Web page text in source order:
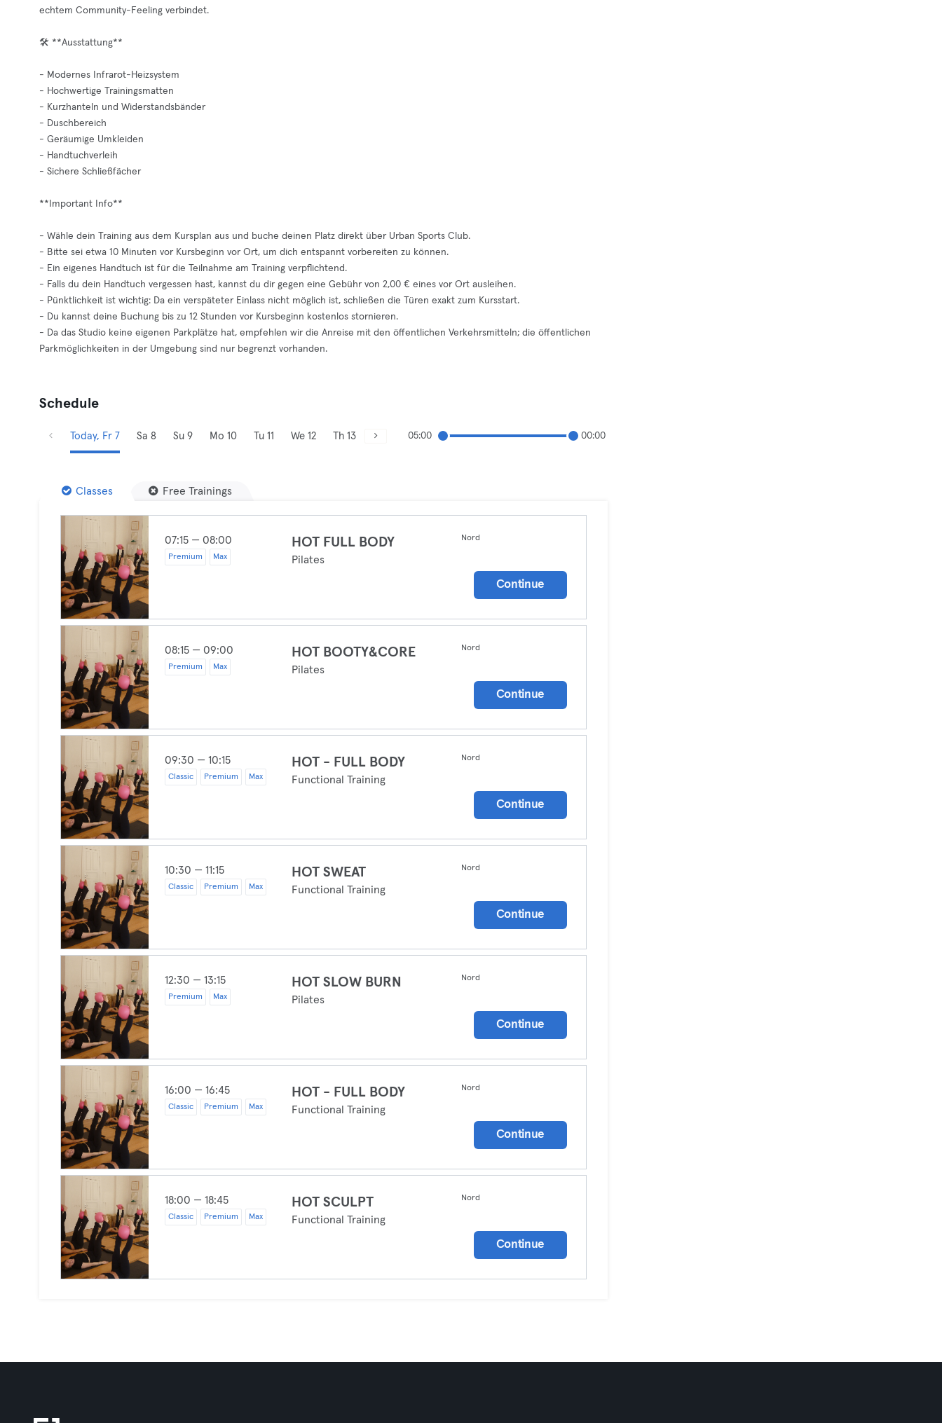
echtem Community-Feeling verbindet.
🛠️ **Ausstattung**
- Modernes Infrarot-Heizsystem
- Hochwertige Trainingsmatten
- Kurzhanteln und Widerstandsbänder
- Duschbereich
- Geräumige Umkleiden
- Handtuchverleih
- Sichere Schließfächer
**Important Info**
- Wähle dein Training aus dem Kursplan aus und buche deinen Platz direkt über Urban Sports Club.
- Bitte sei etwa 10 Minuten vor Kursbeginn vor Ort, um dich entspannt vorbereiten zu können.
- Ein eigenes Handtuch ist für die Teilnahme am Training verpflichtend.
- Falls du dein Handtuch vergessen hast, kannst du dir gegen eine Gebühr von 2,00 € eines vor Ort ausleihen.
- Pünktlichkeit ist wichtig: Da ein verspäteter Einlass nicht möglich ist, schließen die Türen exakt zum Kursstart.
- Du kannst deine Buchung bis zu 12 Stunden vor Kursbeginn kostenlos stornieren.
- Da das Studio keine eigenen Parkplätze hat, empfehlen wir die Anreise mit den öffentlichen Verkehrsmitteln; die öffentlichen
Parkmöglichkeiten in der Umgebung sind nur begrenzt vorhanden.
Schedule
Today, Fr 7 Sa 8 Su 9 Mo 10 Tu 11 We 12 Th 13 05:00 00:00
Classes Free Trainings
07:15 — 08:00
Premium Max
HOT FULL BODY
Pilates
Nord
Continue
08:15 — 09:00
Premium Max
HOT BOOTY&CORE
Pilates
Nord
Continue
09:30 — 10:15
Classic Premium Max
HOT - FULL BODY
Functional Training
Nord
Continue
10:30 — 11:15
Classic Premium Max
HOT SWEAT
Functional Training
Nord
Continue
12:30 — 13:15
Premium Max
HOT SLOW BURN
Pilates
Nord
Continue
16:00 — 16:45
Classic Premium Max
HOT - FULL BODY
Functional Training
Nord
Continue
18:00 — 18:45
Classic Premium Max
HOT SCULPT
Functional Training
Nord
Continue